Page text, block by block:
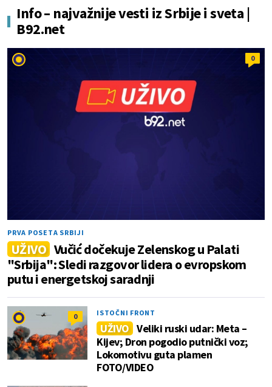
Info – najvažnije vesti iz Srbije i sveta |
B92.net
0
PRVA POSETA SRBIJI
UŽIVO Vučić dočekuje Zelenskog u Palati
"Srbija": Sledi razgovor lidera o evropskom
putu i energetskoj saradnji
0 ISTOČNI FRONT
UŽIVO Veliki ruski udar: Meta –
Kijev; Dron pogodio putnički voz;
Lokomotivu guta plamen
FOTO/VIDEO